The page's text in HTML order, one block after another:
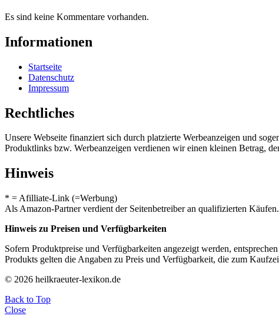
Es sind keine Kommentare vorhanden.
Informationen
Startseite
Datenschutz
Impressum
Rechtliches
Unsere Webseite finanziert sich durch platzierte Werbeanzeigen und
Produktlinks bzw. Werbeanzeigen verdienen wir einen kleinen Betrag,
Hinweis
* = Afilliate-Link (=Werbung)
Als Amazon-Partner verdient der Seitenbetreiber an qualifizierten Käufen.
Hinweis zu Preisen und Verfügbarkeiten
Sofern Produktpreise und Verfügbarkeiten angezeigt werden,
Produkts gelten die Angaben zu Preis und Verfügbarkeit, die zum
© 2026 heilkraeuter-lexikon.de
Back to Top
Close